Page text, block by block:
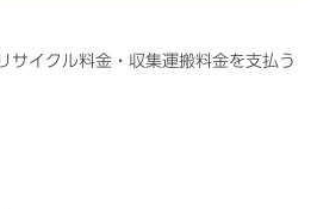
サイクル料金・収集運搬料金を支払う